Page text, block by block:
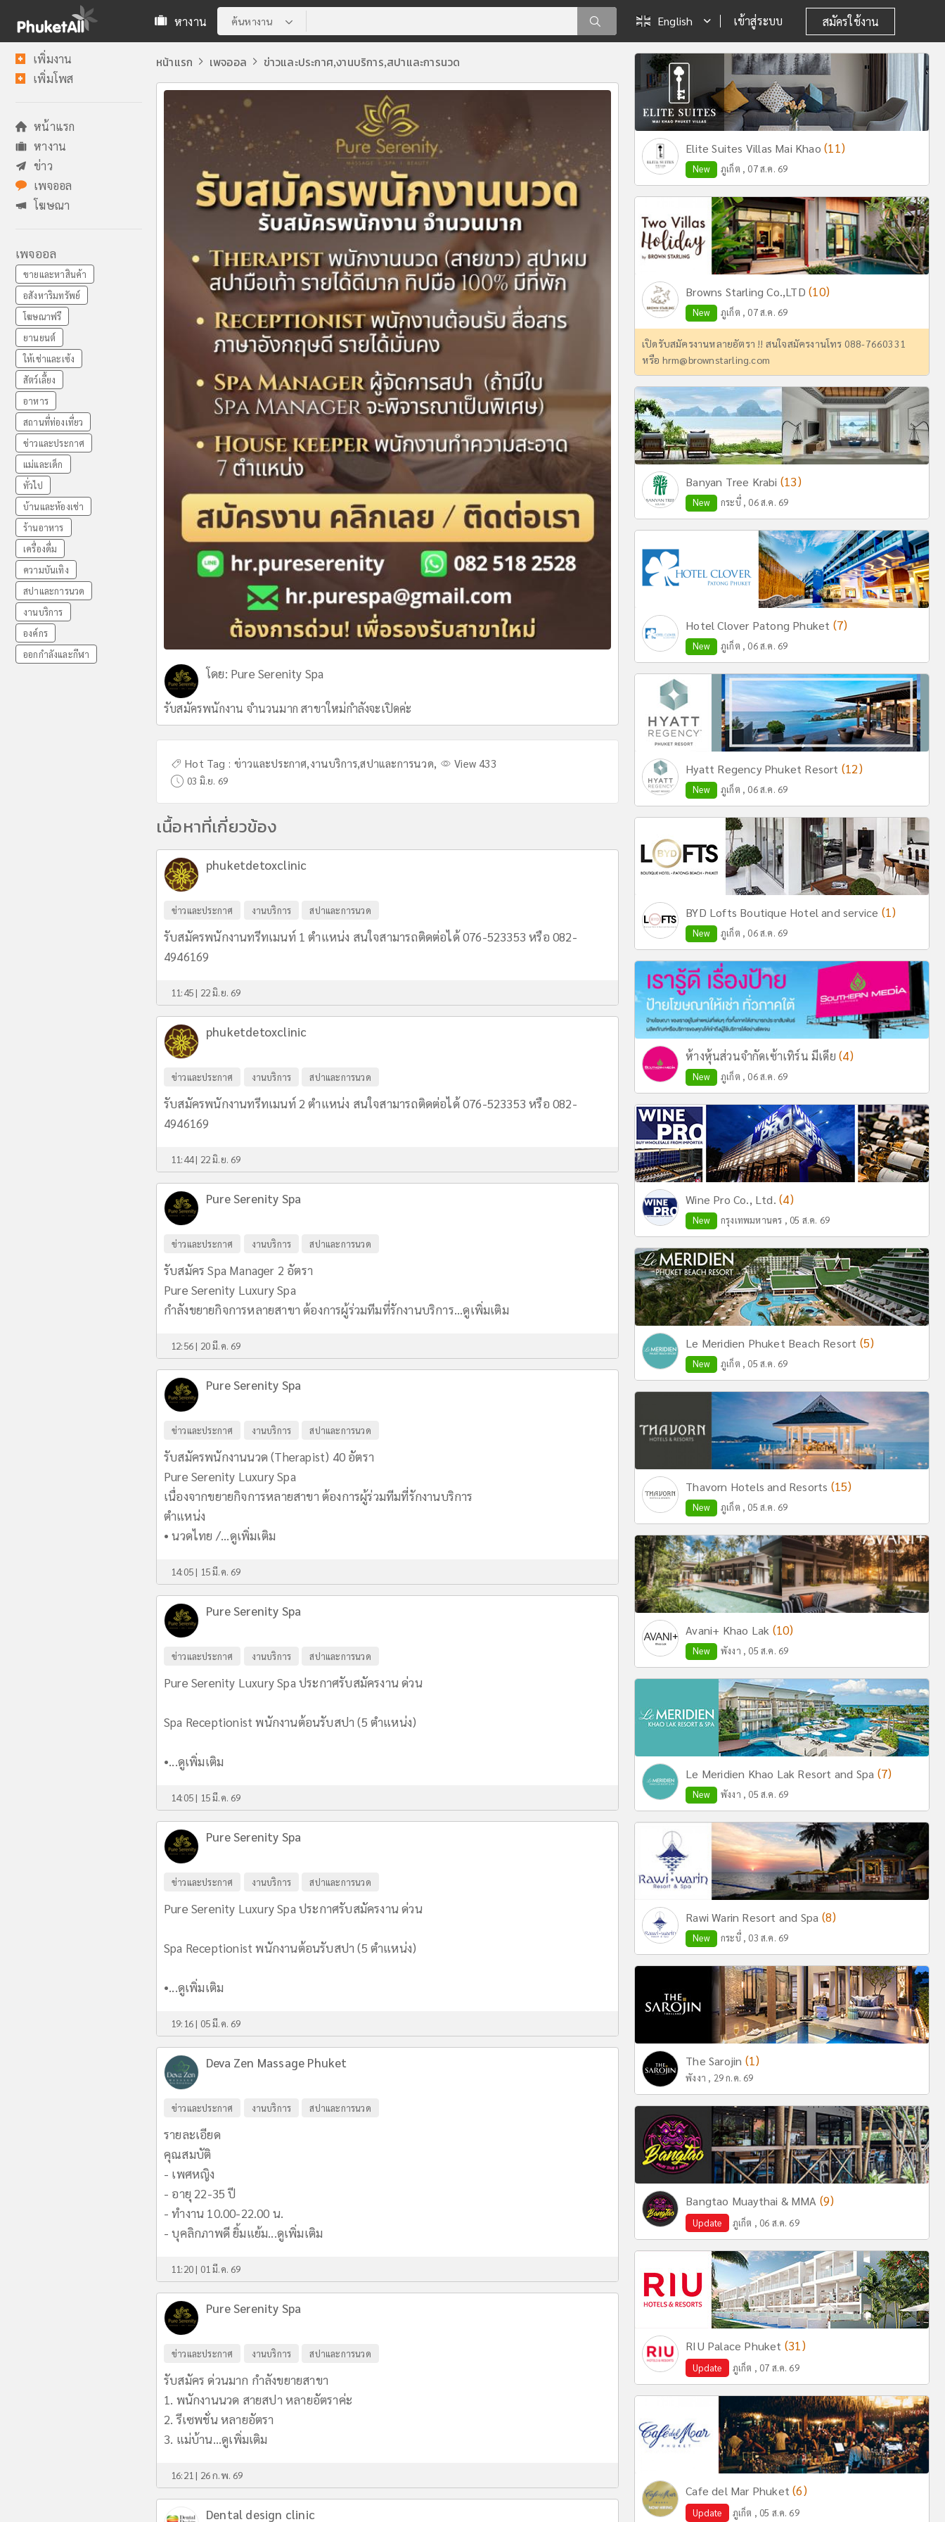
หางาน ค้นหางาน English เข้าสู่ระบบ สมัครใช้งาน
เพิ่มงาน
เพิ่มโพส
หน้าแรก
หางาน
ข่าว
เพจออล
โฆษณา
เพจออล
ขายและหาสินค้า
อสังหาริมทรัพย์
โฆษณาฟรี
ยานยนต์
ให้เช่าและเซ้ง
สัตว์เลี้ยง
อาหาร
สถานที่ท่องเที่ยว
ข่าวและประกาศ
แม่และเด็ก
ทั่วไป
บ้านและห้องเช่า
ร้านอาหาร
เครื่องดื่ม
ความบันเทิง
สปาและการนวด
งานบริการ
องค์กร
ออกกำลังและกีฬา
หน้าแรก เพจออล ข่าวและประกาศ,งานบริการ,สปาและการนวด
โดย: Pure Serenity Spa
รับสมัครพนักงาน จำนวนมาก สาขาใหม่กำลังจะเปิดค่ะ
Hot Tag : ข่าวและประกาศ,งานบริการ,สปาและการนวด, View 433
03 มิ.ย. 69
เนื้อหาที่เกี่ยวข้อง
phuketdetoxclinic
ข่าวและประกาศ งานบริการ สปาและการนวด
รับสมัครพนักงานทรีทเมนท์ 1 ตำแหน่ง สนใจสามารถติดต่อได้ 076-523353 หรือ 082-
4946169
11:45 | 22 มิ.ย. 69
phuketdetoxclinic
ข่าวและประกาศ งานบริการ สปาและการนวด
รับสมัครพนักงานทรีทเมนท์ 2 ตำแหน่ง สนใจสามารถติดต่อได้ 076-523353 หรือ 082-
4946169
11:44 | 22 มิ.ย. 69
Pure Serenity Spa
ข่าวและประกาศ งานบริการ สปาและการนวด
รับสมัคร Spa Manager 2 อัตรา
Pure Serenity Luxury Spa
กำลังขยายกิจการหลายสาขา ต้องการผู้ร่วมทีมที่รักงานบริการ...ดูเพิ่มเติม
12:56 | 20 มี.ค. 69
Pure Serenity Spa
ข่าวและประกาศ งานบริการ สปาและการนวด
รับสมัครพนักงานนวด (Therapist) 40 อัตรา
Pure Serenity Luxury Spa
เนื่องจากขยายกิจการหลายสาขา ต้องการผู้ร่วมทีมที่รักงานบริการ
ตำแหน่ง
• นวดไทย /...ดูเพิ่มเติม
14:05 | 15 มี.ค. 69
Pure Serenity Spa
ข่าวและประกาศ งานบริการ สปาและการนวด
Pure Serenity Luxury Spa ประกาศรับสมัครงาน ด่วน
Spa Receptionist พนักงานต้อนรับสปา (5 ตำแหน่ง)
•...ดูเพิ่มเติม
14:05 | 15 มี.ค. 69
Pure Serenity Spa
ข่าวและประกาศ งานบริการ สปาและการนวด
Pure Serenity Luxury Spa ประกาศรับสมัครงาน ด่วน
Spa Receptionist พนักงานต้อนรับสปา (5 ตำแหน่ง)
•...ดูเพิ่มเติม
19:16 | 05 มี.ค. 69
Deva Zen Massage Phuket
ข่าวและประกาศ งานบริการ สปาและการนวด
รายละเอียด
คุณสมบัติ
- เพศหญิง
- อายุ 22-35 ปี
- ทำงาน 10.00-22.00 น.
- บุคลิกภาพดี ยิ้มแย้ม...ดูเพิ่มเติม
11:20 | 01 มี.ค. 69
Pure Serenity Spa
ข่าวและประกาศ งานบริการ สปาและการนวด
รับสมัคร ด่วนมาก กำลังขยายสาขา
1. พนักงานนวด สายสปา หลายอัตราค่ะ
2. รีเซพชั่น หลายอัตรา
3. แม่บ้าน...ดูเพิ่มเติม
16:21 | 26 ก.พ. 69
Dental design clinic
Elite Suites Villas Mai Khao(11)
New ภูเก็ต , 07 ส.ค. 69
Browns Starling Co.,LTD(10)
New ภูเก็ต , 07 ส.ค. 69
เปิดรับสมัครงานหลายอัตรา !! สนใจสมัครงานโทร 088-7660331
หรือ hrm@brownstarling.com
Banyan Tree Krabi (13)
New กระบี่ , 06 ส.ค. 69
Hotel Clover Patong Phuket (7)
New ภูเก็ต , 06 ส.ค. 69
Hyatt Regency Phuket Resort (12)
New ภูเก็ต , 06 ส.ค. 69
BYD Lofts Boutique Hotel and service (1)
New ภูเก็ต , 06 ส.ค. 69
ห้างหุ้นส่วนจำกัดเซ้าเทิร์น มีเดีย(4)
New ภูเก็ต , 06 ส.ค. 69
Wine Pro Co., Ltd.(4)
New กรุงเทพมหานคร , 05 ส.ค. 69
Le Meridien Phuket Beach Resort (5)
New ภูเก็ต , 05 ส.ค. 69
Thavorn Hotels and Resorts (15)
New ภูเก็ต , 05 ส.ค. 69
Avani+ Khao Lak (10)
New พังงา , 05 ส.ค. 69
Le Meridien Khao Lak Resort and Spa (7)
New พังงา , 05 ส.ค. 69
Rawi Warin Resort and Spa (8)
New กระบี่ , 03 ส.ค. 69
The Sarojin (1)
พังงา , 29 ก.ค. 69
Bangtao Muaythai & MMA (9)
Update ภูเก็ต , 06 ส.ค. 69
RIU Palace Phuket (31)
Update ภูเก็ต , 07 ส.ค. 69
Cafe del Mar Phuket(6)
Update ภูเก็ต , 05 ส.ค. 69